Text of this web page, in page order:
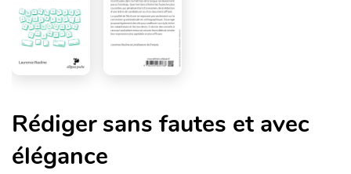
Rédiger sans fautes et avec
élégance